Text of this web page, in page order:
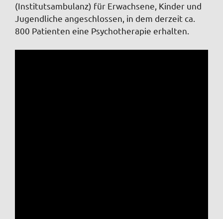
(Institutsambulanz) für Erwachsene, Kinder und
Jugendliche angeschlossen, in dem derzeit ca.
800 Patienten eine Psychotherapie erhalten.